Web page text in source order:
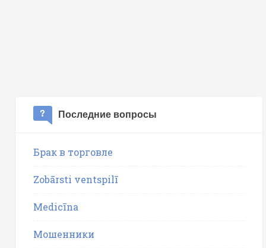
Последние вопросы
Брак в торговле
Zobārsti ventspilī
Medicīna
Мошенники